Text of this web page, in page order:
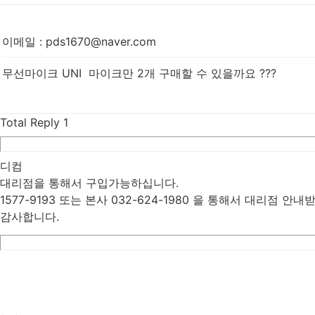
이메일 : pds1670@naver.com
무선마이크 UNI 마이크만 2개 구매할 수 있을까요 ???
Total Reply 1
디컴
대리점을 통해서 구입가능하십니다.
1577-9193 또는 본사 032-624-1980 을 통해서 대리점 안내
감사합니다.